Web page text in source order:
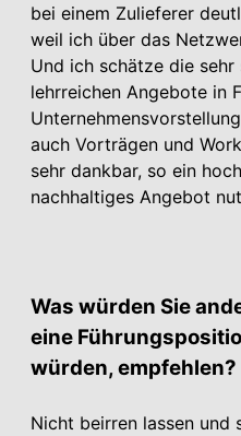
bei einem Zulieferer
weil ich über das
Und ich schätze die sehr
lehrreichen Angebote in
auch Vorträgen und
sehr dankbar, so ein
nachhaltiges Angebot
Was würden Sie
eine
würden, empfehlen?
Nicht beirren lassen und